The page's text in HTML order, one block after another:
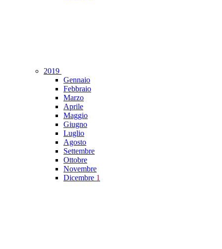
2019
Gennaio
Febbraio
Marzo
Aprile
Maggio
Giugno
Luglio
Agosto
Settembre
Ottobre
Novembre
Dicembre 1